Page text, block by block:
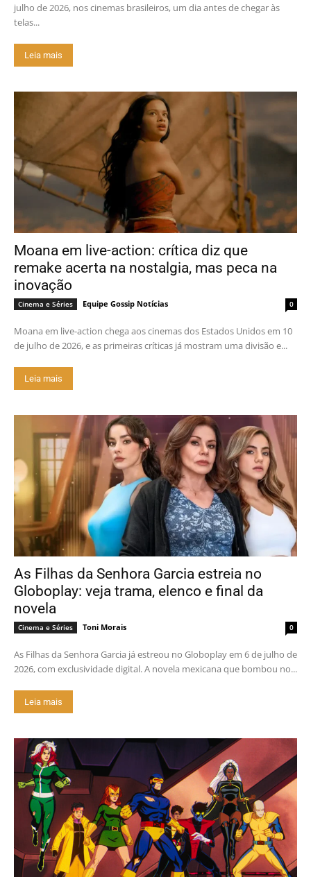
julho de 2026, nos cinemas brasileiros, um dia antes de chegar às
telas...
Leia mais
Moana em live-action: crítica diz que
remake acerta na nostalgia, mas peca na
inovação
Cinema e Séries Equipe Gossip Notícias 0
Moana em live-action chega aos cinemas dos Estados Unidos em 10
de julho de 2026, e as primeiras críticas já mostram uma divisão e...
Leia mais
As Filhas da Senhora Garcia estreia no
Globoplay: veja trama, elenco e final da
novela
Cinema e Séries Toni Morais 0
As Filhas da Senhora Garcia já estreou no Globoplay em 6 de julho de
2026, com exclusividade digital. A novela mexicana que bombou no...
Leia mais